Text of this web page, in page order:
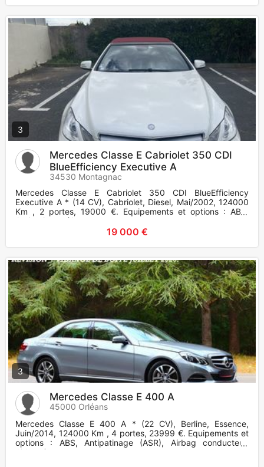
3
Mercedes Classe E Cabriolet 350 CDI
BlueEfficiency Executive A
34530 Montagnac
Mercedes Classe E Cabriolet 350 CDI BlueEfficiency
Executive A * (14 CV), Cabriolet, Diesel, Mai/2002, 124000
Km , 2 portes, 19000 €. Equipements et options : ABS,
Antipatinage (A
19 000 €
3
Mercedes Classe E 400 A
45000 Orléans
Mercedes Classe E 400 A * (22 CV), Berline, Essence,
Juin/2014, 124000 Km , 4 portes, 23999 €. Equipements et
options : ABS, Antipatinage (ASR), Airbag conducteur,
Airbag frontaux